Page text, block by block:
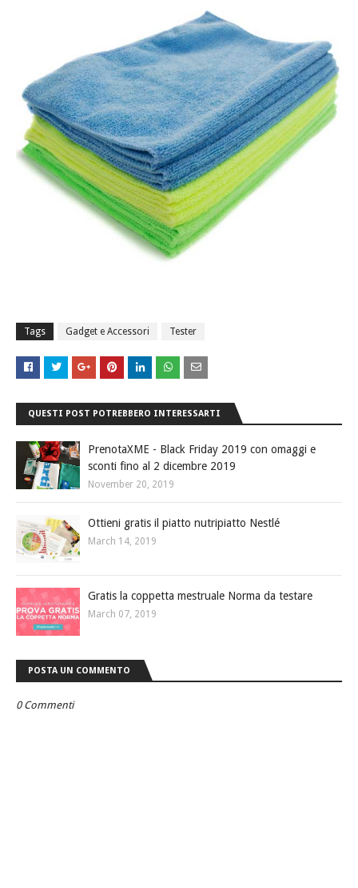
Tags Gadget e Accessori Tester
QUESTI POST POTREBBERO INTERESSARTI
PrenotaXME - Black Friday 2019 con omaggi e
sconti fino al 2 dicembre 2019
November 20, 2019
Ottieni gratis il piatto nutripiatto Nestlé
March 14, 2019
Gratis la coppetta mestruale Norma da testare
March 07, 2019
POSTA UN COMMENTO
0 Commenti